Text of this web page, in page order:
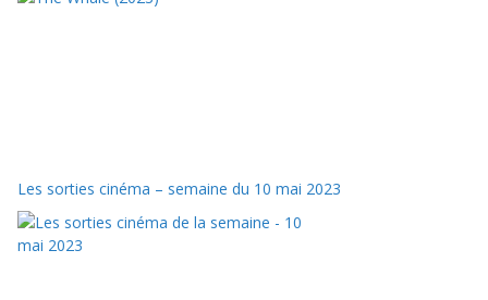
Les sorties cinéma – semaine du 10 mai 2023